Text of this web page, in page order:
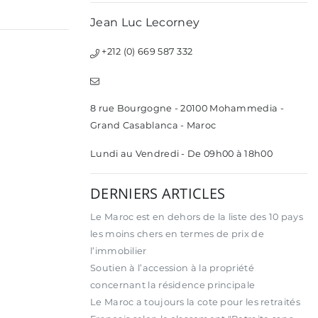
Jean Luc Lecorney
+212 (0) 669 587 332
8 rue Bourgogne - 20100 Mohammedia -
Grand Casablanca - Maroc
Lundi au Vendredi - De 09h00 à 18h00
DERNIERS ARTICLES
Le Maroc est en dehors de la liste des 10 pays
les moins chers en termes de prix de
l’immobilier
Soutien à l’accession à la propriété
concernant la résidence principale
Le Maroc a toujours la cote pour les retraités